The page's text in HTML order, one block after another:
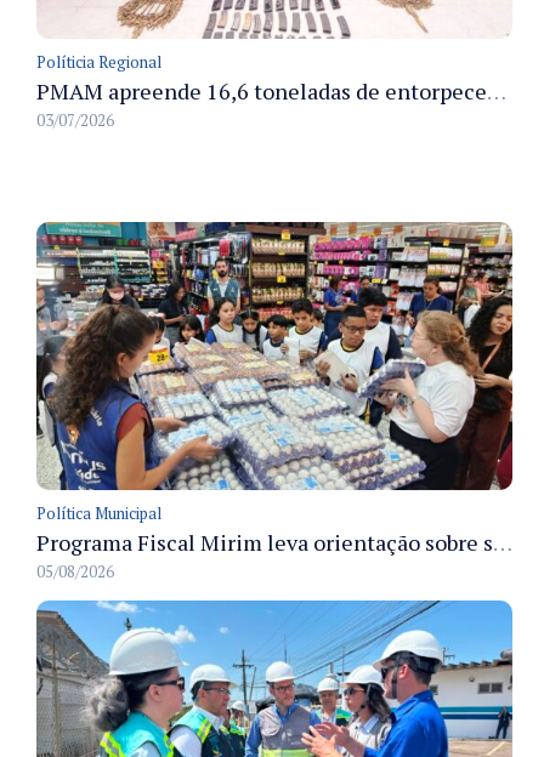
Políticia Regional
PMAM apreende 16,6 toneladas de entorpecentes e registra aumento nas prisões em flagrante e nas capturas de foragidos no primeiro semestre de 2026
03/07/2026
Política Municipal
Programa Fiscal Mirim leva orientação sobre segurança alimentar a alunos da rede municipal de Manaus
05/08/2026